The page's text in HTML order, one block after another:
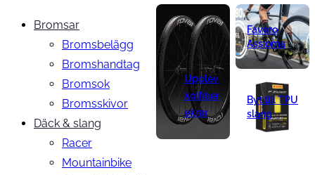
Bromsar
Bromsbelägg
Bromshandtag
Bromsok
Bromsskivor
Däck & slang
Racer
Mountainbike
Upplev
kolfiber
ekrar
Favero
Assioma
Byt till TPU
slang